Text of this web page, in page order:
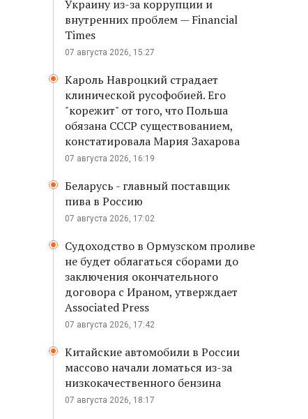
Украину из-за коррупции и
внутренних проблем — Financial
Times
07 августа 2026, 15:27
Кароль Навроцкий страдает
клинической русофобией. Его
"корежит" от того, что Польша
обязана СССР существованием,
констатировала Мария Захарова
07 августа 2026, 16:19
Беларусь - главный поставщик
пива в Россию
07 августа 2026, 17:02
Судоходство в Ормузском проливе
не будет облагаться сборами до
заключения окончательного
договора с Ираном, утверждает
Associated Press
07 августа 2026, 17:42
Китайские автомобили в России
массово начали ломаться из-за
низкокачественного бензина
07 августа 2026, 18:17